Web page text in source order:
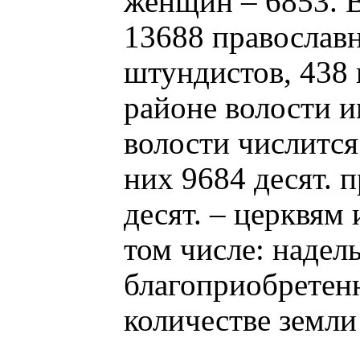
13688
штундистов, 438
районе волости
волости
них 9684 десят.
десят. – церквям
том числе:
количестве